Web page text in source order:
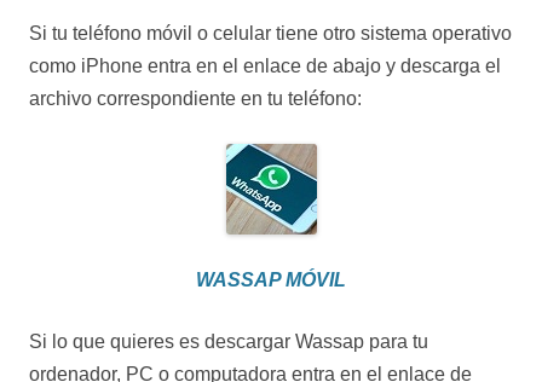
Si tu teléfono móvil o celular tiene otro sistema operativo
como iPhone entra en el enlace de abajo y descarga el
archivo correspondiente en tu teléfono:
WASSAP MÓVIL
Si lo que quieres es descargar Wassap para tu
ordenador, PC o computadora entra en el enlace de